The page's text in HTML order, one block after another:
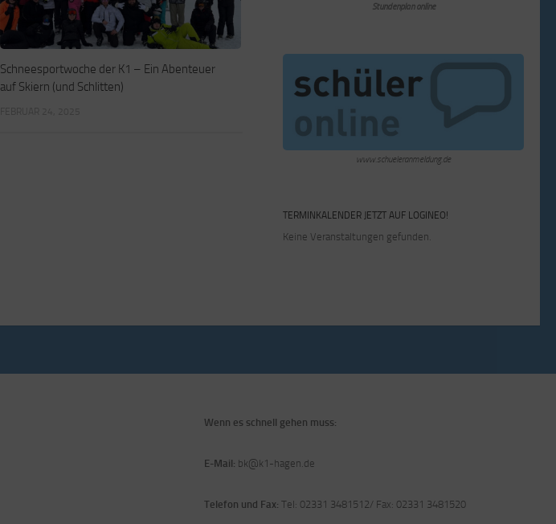
Schneesportwoche der K1 – Ein Abenteuer
auf Skiern (und Schlitten)
Stundenplan online
www.schueleranmeldung.de
TERMINKALENDER JETZT AUF LOGINEO!
Keine Veranstaltungen gefunden.
Wenn es schnell gehen muss:
E-Mail: bk@k1-hagen.de
Telefon und Fax: Tel: 02331 3481512/ Fax: 02331 3481520